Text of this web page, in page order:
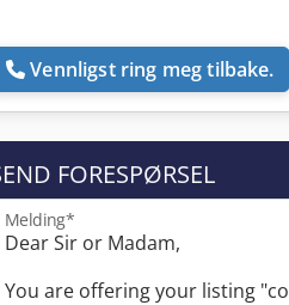
Vennligst ring meg tilbake.
FORESPØRSEL
Melding*